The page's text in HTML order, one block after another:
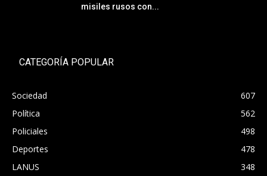
misiles rusos con...
CATEGORÍA POPULAR
Sociedad
607
Política
562
Policiales
498
Deportes
478
LANUS
348